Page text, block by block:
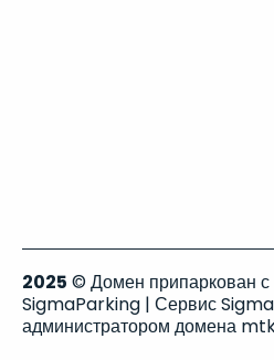
2025 © Домен припаркован
SigmaParking | Сервис
администратором домена